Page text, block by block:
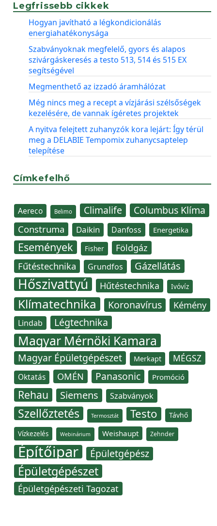
Legfrissebb cikkek
Hogyan javítható a légkondicionálás
energiahatékonysága
Szabványoknak megfelelő, gyors és alapos
szivárgáskeresés a testo 513, 514 és 515 EX
segítségével
Megmenthető az izzadó áramhálózat
Még nincs meg a recept a vízjárási szélsőségek
kezelésére, de vannak ígéretes projektek
A nyitva felejtett zuhanyzók kora lejárt: Így térül
meg a DELABIE Tempomix zuhanycsaptelep
telepítése
Címkefelhő
Aereco Belimo Climalife Columbus Klíma
Construma Daikin Danfoss Energetika
Események Fisher Földgáz
Fűtéstechnika Grundfos Gázellátás
Hőszivattyú Hűtéstechnika Ivóvíz
Klímatechnika Koronavírus Kémény
Lindab Légtechnika
Magyar Mérnöki Kamara
Magyar Épületgépészet Merkapt MÉGSZ
Oktatás OMÉN Panasonic Promóció
Rehau Siemens Szabványok
Szellőztetés Termosztát Testo Távhő
Vízkezelés Webinárium Weishaupt Zehnder
Építőipar Épületgépész
Épületgépészet
Épületgépészeti Tagozat